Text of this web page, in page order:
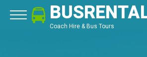
Coach Hire & Bus Tours